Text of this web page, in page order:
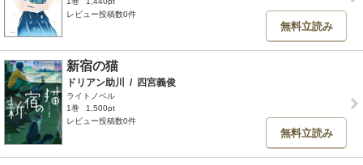
レビュー投稿数0件
無料立読み
新宿の猫
ドリアン助川 / 四宮義俊
ライトノベル
1巻
1,500pt
レビュー投稿数0件
無料立読み